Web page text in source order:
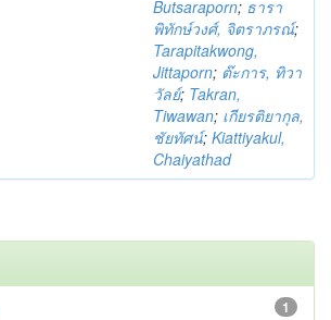
Butsaraporn; ธารา
พิทักษ์วงศ์, จิตราภรณ์;
Tarapitakwong,
Jittaporn; ต๊ะการ, ทิวา
วัลย์; Takran,
Tiwawan; เกียรติยากุล,
ชัยทัศน์; Kiattiyakul,
Chaiyathad
1